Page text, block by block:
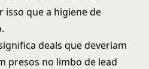
isso que a higiene de
deals que deveriam
presos no limbo de lead